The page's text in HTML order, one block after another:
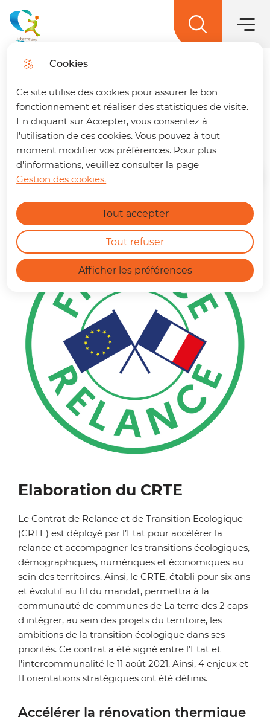
Cookies
Ce site utilise des cookies pour assurer le bon
fonctionnement et réaliser des statistiques de visite.
En cliquant sur Accepter, vous consentez à
l'utilisation de ces cookies. Vous pouvez à tout
moment modifier vos préférences. Pour plus
d'informations, veuillez consulter la page
Gestion des cookies.
Afficher les préférences
Tout accepter
Tout refuser
Zum
Menü
springen
Inhalt
Lageplan
springen
🚌 Vos déplacements simplifiés sur La
terre des 2 caps !Un trajet à préparer ?
Retrouvez dès maintenant notre nouvelle
page dédiée à la mobilité. En quelques clics,
vous pouvez :
Connaître l'horaire du prochain bus à
votre arrêt.
Consulter les tracés et fiches horaires
https://terredes2caps.fr/trouver-son-trajet
Find out more
La terre des 2 caps Menü
Transition Ecologique
(CRTE)
Startseite
Elaboration du CRTE
Le Contrat de Relance et de Transition Ecologique
(CRTE) est déployé par l’Etat pour accélérer la
relance et accompagner les transitions écologiques,
démographiques, numériques et économiques au
sein des territoires. Ainsi, le CRTE, établi pour six ans
et évolutif au fil du mandat, permettra à la
communauté de communes de La terre des 2 caps
d'intégrer, au sein des projets du territoire, les
ambitions de la transition écologique dans ses
priorités. Ce contrat a été signé entre l’Etat et
l'intercommunalité le 11 août 2021. Ainsi, 4 enjeux et
11 orientations stratégiques ont été définis.
Accélérer la rénovation thermique